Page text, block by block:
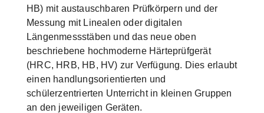
HB) mit austauschbaren Prüfkörpern und der
Messung mit Linealen oder digitalen
Längenmessstäben und das neue oben
beschriebene hochmoderne Härteprüfgerät
(HRC, HRB, HB, HV) zur Verfügung. Dies erlaubt
einen handlungsorientierten und
schülerzentrierten Unterricht in kleinen Gruppen
an den jeweiligen Geräten.